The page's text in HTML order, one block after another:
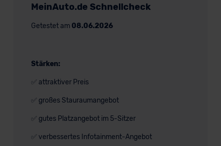
MeinAuto.de Schnellcheck
Getestet am 08.06.2026
Stärken:
✅ attraktiver Preis
✅ großes Stauraumangebot
✅ gutes Platzangebot im 5-Sitzer
✅ verbessertes Infotainment-Angebot